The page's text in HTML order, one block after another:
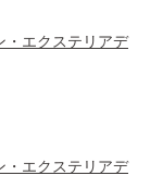
・エクステリアデ
・エクステリアデ